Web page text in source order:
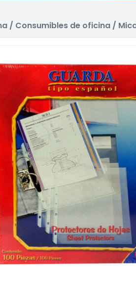
/ Consumibles de oficina /